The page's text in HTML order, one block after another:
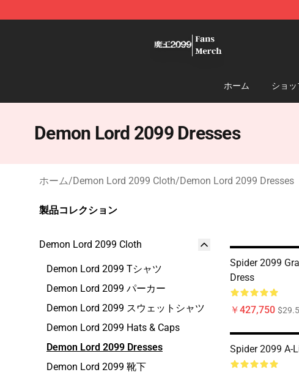
ホーム ショッ
Demon Lord 2099 Dresses
ホーム/Demon Lord 2099 Cloth/Demon Lord 2099 Dresses
製品コレクション
Demon Lord 2099 Cloth
Demon Lord 2099 Tシャツ
Demon Lord 2099 パーカー
Demon Lord 2099 スウェットシャツ
Demon Lord 2099 Hats & Caps
Demon Lord 2099 Dresses
Demon Lord 2099 靴下
Spider 2099
Dress
￥427,750 $29.5
Spider 2099 A-